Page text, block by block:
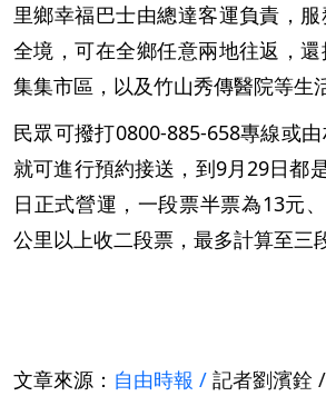
里鄉幸福巴士由總達客運負責，
全境，可在全鄉任意兩地往返，還
集集市區，以及竹山秀傳醫院等生
民眾可撥打0800-885-658專線或
就可進行預約接送，到9月29日都
日正式營運，一段票半票為13元
公里以上收二段票，最多計算至三
文章來源： 自由時報 / 記者劉濱銓